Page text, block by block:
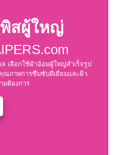
สผู้ใหญ่
เลือกใช้ผ้าอ้อมผู้ใหญ่สำเร็จรูป
ณภาพการซึมซับดีเยี่ยมและผิว
มต้องการ